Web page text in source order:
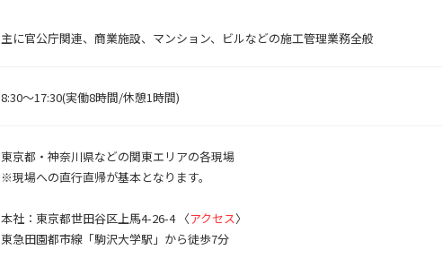
主に官公庁関連、商業施設、マンション、ビルなどの施工管理業務全般
8:30～17:30(実働8時間/休憩1時間)
東京都・神奈川県などの関東エリアの各現場
※現場への直行直帰が基本となります。
本社：東京都世田谷区上馬4-26-4 〈アクセス〉
東急田園都市線「駒沢大学駅」から徒歩7分